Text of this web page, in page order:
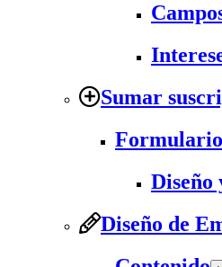
Sumar
Diseño
Diseño de